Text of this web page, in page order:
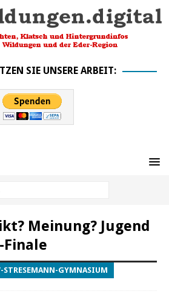
SIE UNSERE ARBEIT:
Meinung? Jugend
STRESEMANN-GYMNASIUM